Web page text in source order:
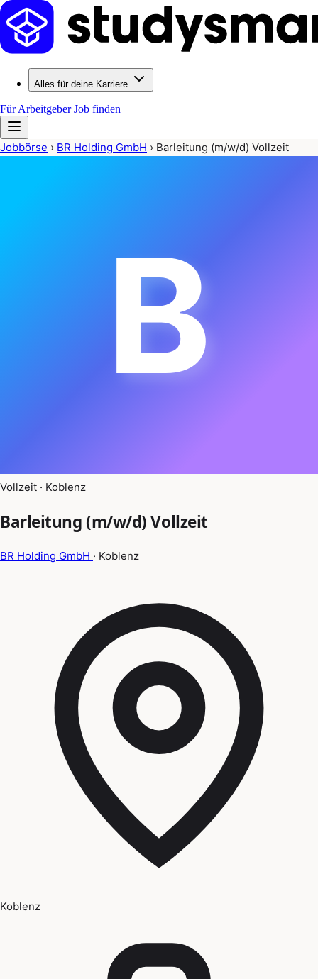
Alles für deine Karriere
Für ArbeitgeberJob finden
Jobbörse › BR Holding GmbH › Barleitung (m/w/d) Vollzeit
B
Vollzeit · Koblenz
Barleitung (m/w/d) Vollzeit
BR Holding GmbH · Koblenz
Koblenz